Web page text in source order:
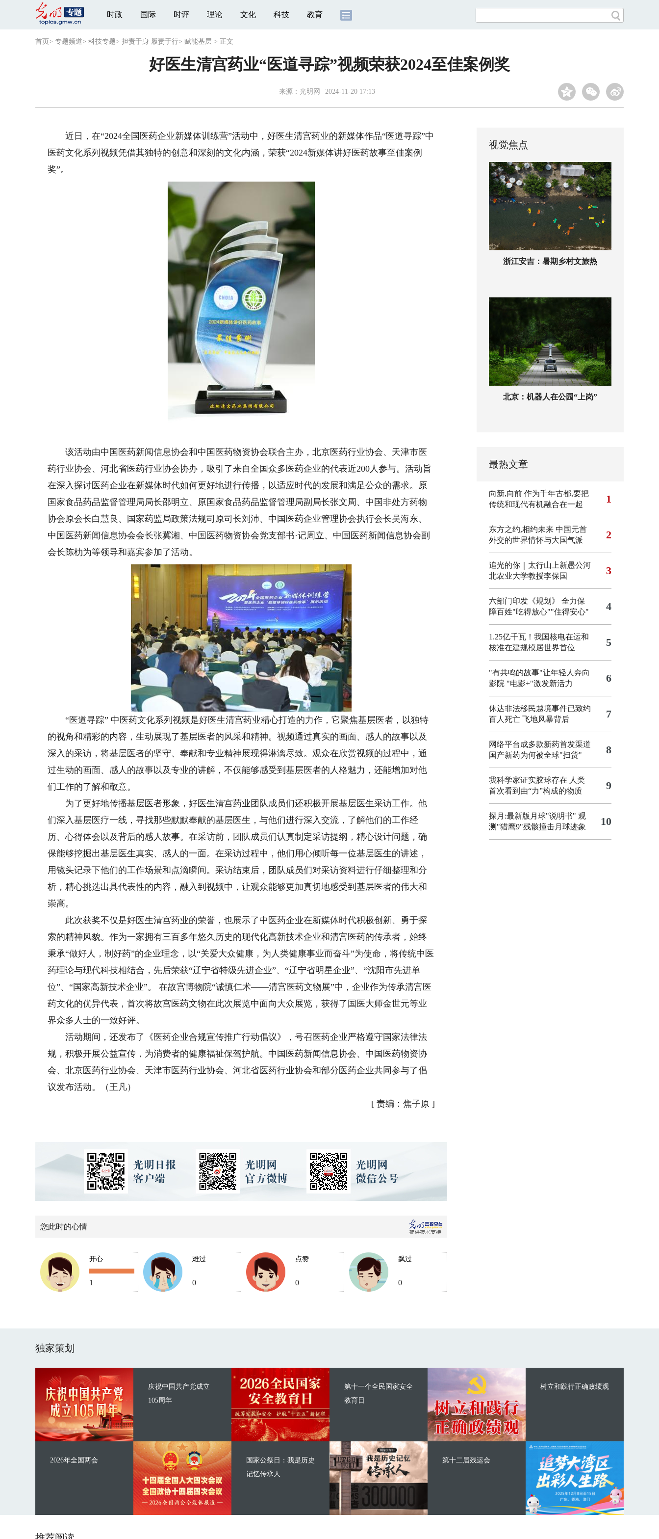
时政 国际 时评 理论 文化 科技 教育
首页 > 专题频道> 科技专题> 担责于身 履责于行> 赋能基层 > 正文
好医生清宫药业“医道寻踪”视频荣获2024至佳案例奖
来源： 光明网 2024-11-20 17:13
近日，在“2024全国医药企业新媒体训练营”活动中，好医生清宫药业的新媒体作品“医道寻踪”中
医药文化系列视频凭借其独特的创意和深刻的文化内涵，荣获“2024新媒体讲好医药故事至佳案例
奖”。
该活动由中国医药新闻信息协会和中国医药物资协会联合主办，北京医药行业协会、天津市医
药行业协会、河北省医药行业协会协办，吸引了来自全国众多医药企业的代表近200人参与。活动旨
在深入探讨医药企业在新媒体时代如何更好地进行传播，以适应时代的发展和满足公众的需求。原
国家食品药品监督管理局局长邵明立、原国家食品药品监督管理局副局长张文周、中国非处方药物
协会原会长白慧良、国家药监局政策法规司原司长刘沛、中国医药企业管理协会执行会长吴海东、
中国医药新闻信息协会会长张冀湘、中国医药物资协会党支部书·记周立、中国医药新闻信息协会副
会长陈朸为等领导和嘉宾参加了活动。
“医道寻踪” 中医药文化系列视频是好医生清宫药业精心打造的力作，它聚焦基层医者，以独特
的视角和精彩的内容，生动展现了基层医者的风采和精神。视频通过真实的画面、感人的故事以及
深入的采访，将基层医者的坚守、奉献和专业精神展现得淋漓尽致。观众在欣赏视频的过程中，通
过生动的画面、感人的故事以及专业的讲解，不仅能够感受到基层医者的人格魅力，还能增加对他
们工作的了解和敬意。
为了更好地传播基层医者形象，好医生清宫药业团队成员们还积极开展基层医生采访工作。他
们深入基层医疗一线，寻找那些默默奉献的基层医生，与他们进行深入交流，了解他们的工作经
历、心得体会以及背后的感人故事。在采访前，团队成员们认真制定采访提纲，精心设计问题，确
保能够挖掘出基层医生真实、感人的一面。在采访过程中，他们用心倾听每一位基层医生的讲述，
用镜头记录下他们的工作场景和点滴瞬间。采访结束后，团队成员们对采访资料进行仔细整理和分
析，精心挑选出具代表性的内容，融入到视频中，让观众能够更加真切地感受到基层医者的伟大和
崇高。
此次获奖不仅是好医生清宫药业的荣誉，也展示了中医药企业在新媒体时代积极创新、勇于探
索的精神风貌。作为一家拥有三百多年悠久历史的现代化高新技术企业和清宫医药的传承者，始终
秉承“做好人，制好药”的企业理念，以“关爱大众健康，为人类健康事业而奋斗”为使命，将传统中医
药理论与现代科技相结合，先后荣获“辽宁省特级先进企业”、“辽宁省明星企业”、“沈阳市先进单
位”、“国家高新技术企业”。 在故宫博物院“诚慎仁术——清宫医药文物展”中，企业作为传承清宫医
药文化的优异代表，首次将故宫医药文物在此次展览中面向大众展览，获得了国医大师金世元等业
界众多人士的一致好评。
活动期间，还发布了《医药企业合规宣传推广行动倡议》，号召医药企业严格遵守国家法律法
规，积极开展公益宣传，为消费者的健康福祉保驾护航。中国医药新闻信息协会、中国医药物资协
会、北京医药行业协会、天津市医药行业协会、河北省医药行业协会和部分医药企业共同参与了倡
议发布活动。（王凡）
[ 责编：焦子原 ]
您此时的心情
开心
1
难过
0
点赞
0
飘过
0
视觉焦点
浙江安吉：暑期乡村文旅热
北京：机器人在公园“上岗”
最热文章
向新,向前 作为千年古都,要把
传统和现代有机融合在一起
1
东方之约,相约未来 中国元首
外交的世界情怀与大国气派
2
追光的你｜太行山上新愚公河
北农业大学教授李保国
3
六部门印发《规划》 全力保
障百姓"吃得放心""住得安心"
4
1.25亿千瓦！我国核电在运和
核准在建规模居世界首位
5
"有共鸣的故事"让年轻人奔向
影院 "电影+"激发新活力 6
休达非法移民越境事件已致约
百人死亡 飞地风暴背后 7
网络平台成多款新药首发渠道
国产新药为何被全球"扫货"
8
我科学家证实胶球存在 人类
首次看到由“力”构成的物质
9
探月:最新版月球"说明书" 观
测"猎鹰9"残骸撞击月球迹象
10
独家策划
庆祝中国共产党成立
105周年
2026年全国两会
第十一个全民国家安全
教育日
国家公祭日：我是历史
记忆传承人
树立和践行正确政绩观
第十二届残运会